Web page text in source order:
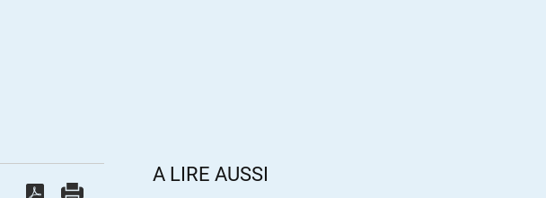
A LIRE AUSSI